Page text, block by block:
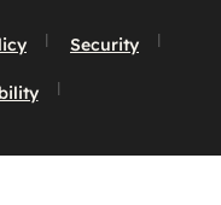
Security